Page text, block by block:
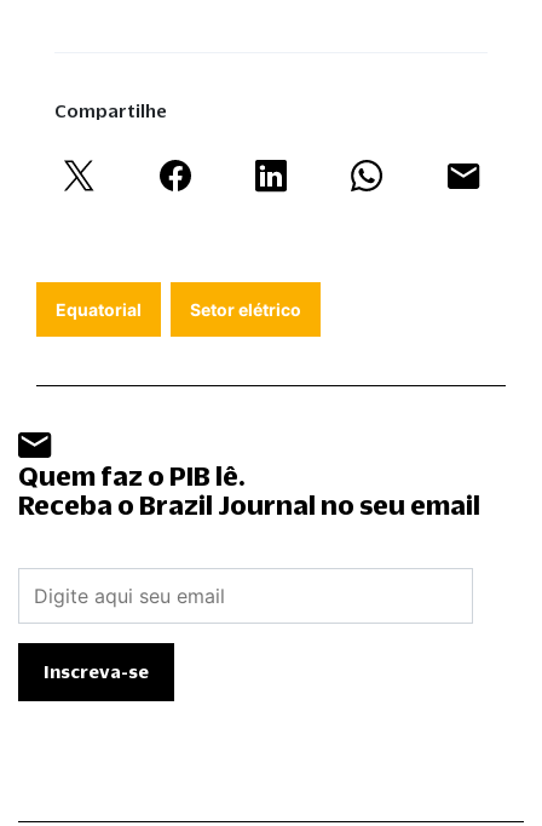
Compartilhe
Equatorial Setor elétrico
Quem faz o PIB lê.
Receba o Brazil Journal no seu email